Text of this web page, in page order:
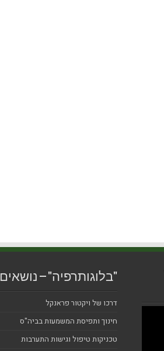
"בלוגותרפיה" – נושאים
דרכו של ויקטור פראנקל
חינוך ותפיסת המשמעות בביה"ס
טכניקות טיפול וגישות התערבות